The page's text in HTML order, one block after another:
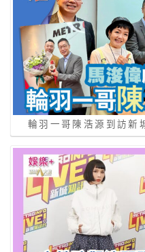
輪羽一哥陳浩源到訪新